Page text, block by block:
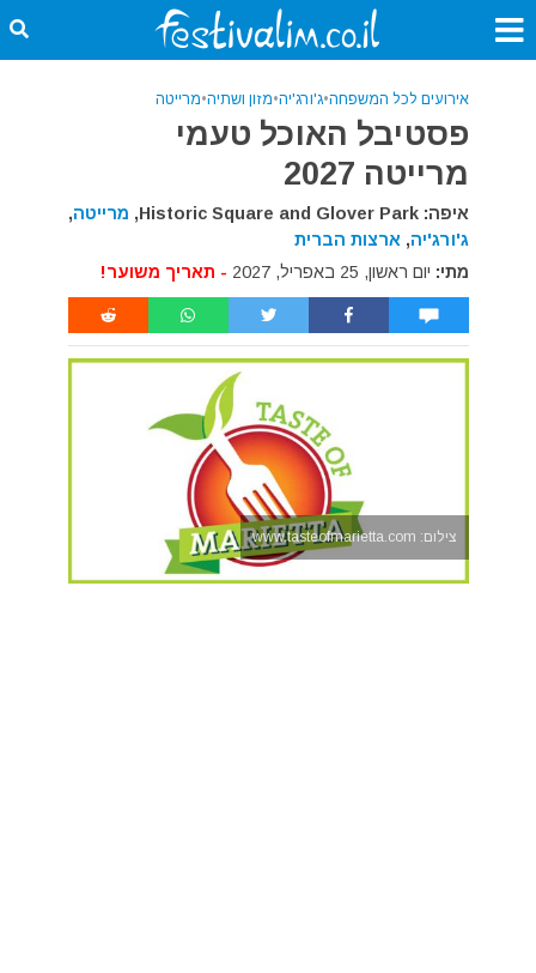
אירועים לכל המשפחה•ג'ורג'יה•מזון ושתיה•מרייטה
פסטיבל האוכל טעמי
מרייטה 2027
איפה: Historic Square and Glover Park, מרייטה,
ג'ורג'יה, ארצות הברית
מתי: יום ראשון, 25 באפריל, 2027 - תאריך משוער!
צילום: www.tasteofmarietta.com